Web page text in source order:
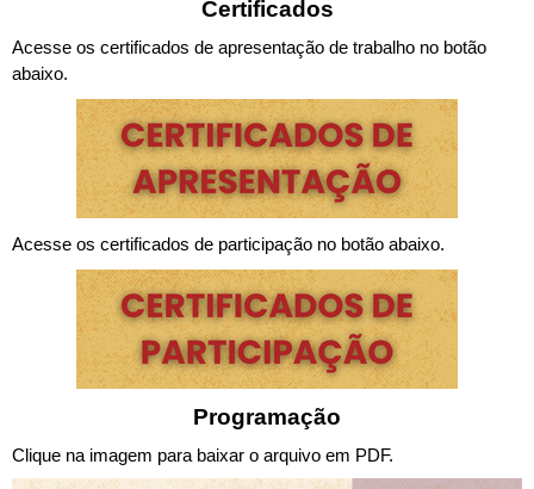
Certificados
Acesse os certificados de apresentação de trabalho no botão
abaixo.
Acesse os certificados de participação no botão abaixo.
Programação
Clique na imagem para baixar o arquivo em PDF.